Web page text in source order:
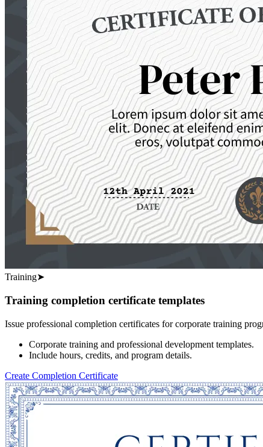
Training➤
Training completion certificate templates
Issue professional completion certificates for corporate training
Corporate training and professional development templates.
Include hours, credits, and program details.
Create Completion Certificate